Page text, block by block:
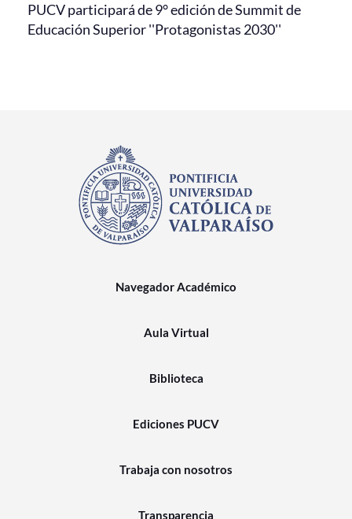
PUCV participará de 9° edición de Summit de
Educación Superior ''Protagonistas 2030''
Navegador Académico
Aula Virtual
Biblioteca
Ediciones PUCV
Trabaja con nosotros
Transparencia